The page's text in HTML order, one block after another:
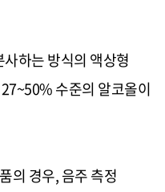
하는 방식의 액상형
27~50%수준의 알코올이
의 경우,음주 측정